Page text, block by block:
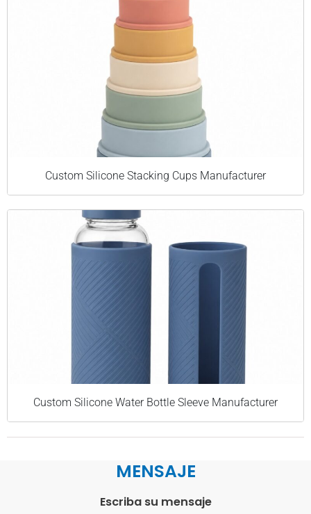
Custom Silicone Stacking Cups Manufacturer
Custom Silicone Water Bottle Sleeve Manufacturer
MENSAJE
Escriba su mensaje